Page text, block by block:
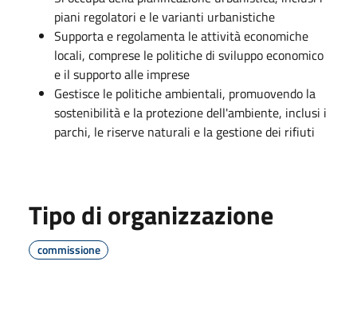
piani regolatori e le varianti urbanistiche
Supporta e regolamenta le attività economiche
locali, comprese le politiche di sviluppo economico
e il supporto alle imprese
Gestisce le politiche ambientali, promuovendo la
sostenibilità e la protezione dell'ambiente, inclusi i
parchi, le riserve naturali e la gestione dei rifiuti
Tipo di organizzazione
commissione